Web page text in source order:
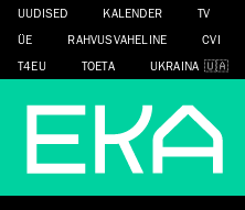
UUDISED KALENDER TV
ÜE
RAHVUSVAHELINE CVI
T4EU
TOETA UKRAINA